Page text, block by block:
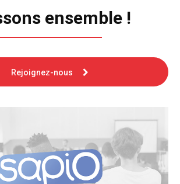
ensemble !
Rejoignez-nous